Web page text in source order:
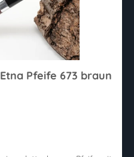
Pfeife 673 braun